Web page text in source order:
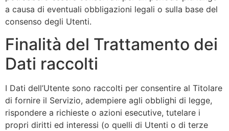
a causa di eventuali obbligazioni legali o sulla base del
consenso degli Utenti.
Finalità del Trattamento dei
Dati raccolti
I Dati dell’Utente sono raccolti per consentire al Titolare
di fornire il Servizio, adempiere agli obblighi di legge,
rispondere a richieste o azioni esecutive, tutelare i
propri diritti ed interessi (o quelli di Utenti o di terze